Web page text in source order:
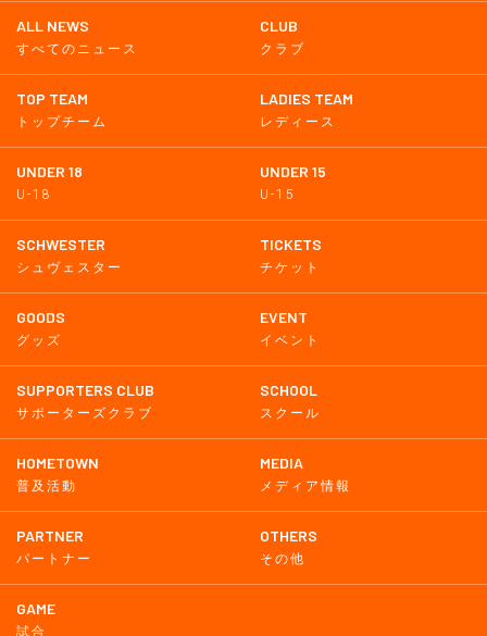
ALL NEWS
すべてのニュース
CLUB
クラブ
TOP TEAM
トップチーム
LADIES TEAM
レディース
UNDER 18
U-18
UNDER 15
U-15
SCHWESTER
シュヴェスター
TICKETS
チケット
GOODS
グッズ
EVENT
イベント
SUPPORTERS CLUB
サポーターズクラブ
SCHOOL
スクール
HOMETOWN
普及活動
MEDIA
メディア情報
PARTNER
パートナー
OTHERS
その他
GAME
試合